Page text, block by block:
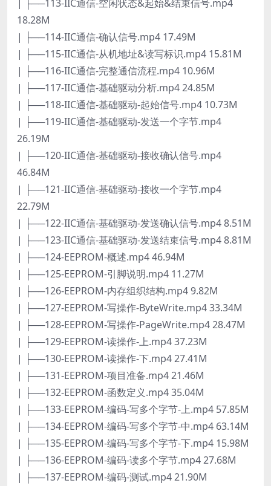
| ├──113-IIC通信-空闲状态&起始&结束信号.mp4
18.28M
| ├──114-IIC通信-确认信号.mp4 17.49M
| ├──115-IIC通信-从机地址&读写标识.mp4 15.81M
| ├──116-IIC通信-完整通信流程.mp4 10.96M
| ├──117-IIC通信-基础驱动分析.mp4 24.85M
| ├──118-IIC通信-基础驱动-起始信号.mp4 10.73M
| ├──119-IIC通信-基础驱动-发送一个字节.mp4
26.19M
| ├──120-IIC通信-基础驱动-接收确认信号.mp4
46.84M
| ├──121-IIC通信-基础驱动-接收一个字节.mp4
22.79M
| ├──122-IIC通信-基础驱动-发送确认信号.mp4 8.51M
| ├──123-IIC通信-基础驱动-发送结束信号.mp4 8.81M
| ├──124-EEPROM-概述.mp4 46.94M
| ├──125-EEPROM-引脚说明.mp4 11.27M
| ├──126-EEPROM-内存组织结构.mp4 9.82M
| ├──127-EEPROM-写操作-ByteWrite.mp4 33.34M
| ├──128-EEPROM-写操作-PageWrite.mp4 28.47M
| ├──129-EEPROM-读操作-上.mp4 37.23M
| ├──130-EEPROM-读操作-下.mp4 27.41M
| ├──131-EEPROM-项目准备.mp4 21.46M
| ├──132-EEPROM-函数定义.mp4 35.04M
| ├──133-EEPROM-编码-写多个字节-上.mp4 57.85M
| ├──134-EEPROM-编码-写多个字节-中.mp4 63.14M
| ├──135-EEPROM-编码-写多个字节-下.mp4 15.98M
| ├──136-EEPROM-编码-读多个字节.mp4 27.68M
| ├──137-EEPROM-编码-测试.mp4 21.90M